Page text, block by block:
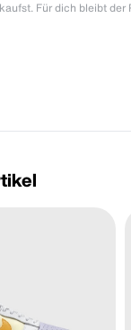
Für dich bleibt